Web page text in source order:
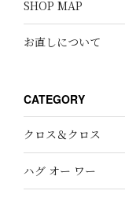
SHOP MAP
お直しについて
CATEGORY
クロス＆クロス
ハグ オー ワー